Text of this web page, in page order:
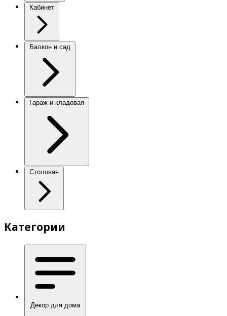
Кабинет
Балкон и сад
Гараж и кладовая
Столовая
Категории
Декор для дома